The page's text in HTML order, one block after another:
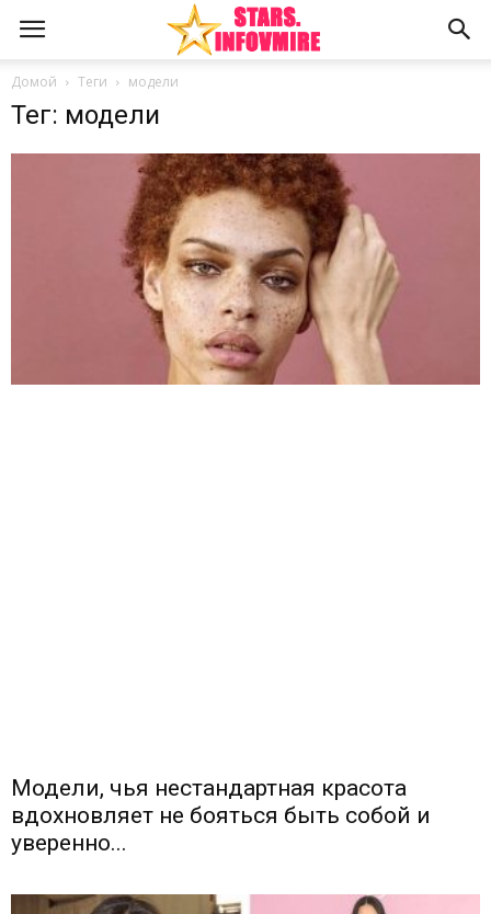
Домой Теги модели
Тег: модели
Модели, чья нестандартная красота
вдохновляет не бояться быть собой и
уверенно...